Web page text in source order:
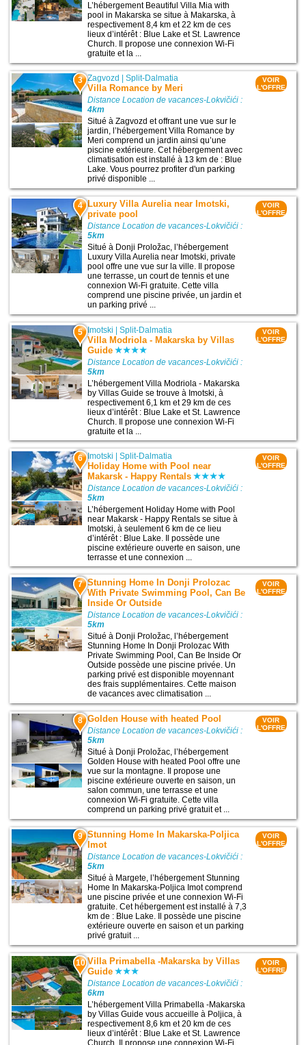
L’hébergement Beautiful Villa Mia with
pool in Makarska se situe à Makarska, à
respectivement 8,4 km et 22 km de ces
lieux d’intérêt : Blue Lake et St. Lawrence
Church. Il propose une connexion Wi-Fi
gratuite et la ...
3 Zagvozd |Split-Dalmatia
Villa Romance by Meri
Distance Location de vacances-Lokvičići :
4km
Situé à Zagvozd et offrant une vue sur le
jardin, l’hébergement Villa Romance by
Meri comprend un jardin ainsi qu’une
piscine extérieure. Cet hébergement avec
climatisation est installé à 13 km de : Blue
Lake. Vous pourrez profiter d'un parking
privé disponible ...
VOIR
L'OFFRE
4 Luxury Villa Aurelia near Imotski,
private pool
Distance Location de vacances-Lokvičići :
5km
Situé à Donji Proložac, l’hébergement
Luxury Villa Aurelia near Imotski, private
pool offre une vue sur la ville. Il propose
une terrasse, un court de tennis et une
connexion Wi-Fi gratuite. Cette villa
comprend une piscine privée, un jardin et
un parking privé ...
VOIR
L'OFFRE
5 Imotski |Split-Dalmatia
Villa Modriola - Makarska by Villas
Guide
Distance Location de vacances-Lokvičići :
5km
L’hébergement Villa Modriola - Makarska
by Villas Guide se trouve à Imotski, à
respectivement 6,1 km et 29 km de ces
lieux d’intérêt : Blue Lake et St. Lawrence
Church. Il propose une connexion Wi-Fi
gratuite et la ...
VOIR
L'OFFRE
6 Imotski |Split-Dalmatia
Holiday Home with Pool near
Makarsk - Happy Rentals
Distance Location de vacances-Lokvičići :
5km
L’hébergement Holiday Home with Pool
near Makarsk - Happy Rentals se situe à
Imotski, à seulement 6 km de ce lieu
d’intérêt : Blue Lake. Il possède une
piscine extérieure ouverte en saison, une
terrasse et une connexion ...
VOIR
L'OFFRE
7 Stunning Home In Donji Prolozac
With Private Swimming Pool, Can Be
Inside Or Outside
Distance Location de vacances-Lokvičići :
5km
Situé à Donji Proložac, l’hébergement
Stunning Home In Donji Prolozac With
Private Swimming Pool, Can Be Inside Or
Outside possède une piscine privée. Un
parking privé est disponible moyennant
des frais supplémentaires. Cette maison
de vacances avec climatisation ...
VOIR
L'OFFRE
8 Golden House with heated Pool
Distance Location de vacances-Lokvičići :
5km
Situé à Donji Proložac, l’hébergement
Golden House with heated Pool offre une
vue sur la montagne. Il propose une
piscine extérieure ouverte en saison, un
salon commun, une terrasse et une
connexion Wi-Fi gratuite. Cette villa
comprend un parking privé gratuit et ...
VOIR
L'OFFRE
9 Stunning Home In Makarska-Poljica
Imot
Distance Location de vacances-Lokvičići :
5km
Situé à Margete, l’hébergement Stunning
Home In Makarska-Poljica Imot comprend
une piscine privée et une connexion Wi-Fi
gratuite. Cet hébergement est installé à 7,3
km de : Blue Lake. Il possède une piscine
extérieure ouverte en saison et un parking
privé gratuit ...
VOIR
L'OFFRE
10 Villa Primabella -Makarska by Villas
Guide
Distance Location de vacances-Lokvičići :
6km
L’hébergement Villa Primabella -Makarska
by Villas Guide vous accueille à Poljica, à
respectivement 8,6 km et 20 km de ces
lieux d’intérêt : Blue Lake et St. Lawrence
Church. Il propose une connexion Wi-Fi
VOIR
L'OFFRE